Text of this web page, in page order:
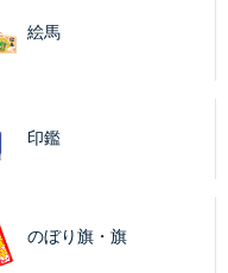
絵馬
印鑑
のぼり旗・旗